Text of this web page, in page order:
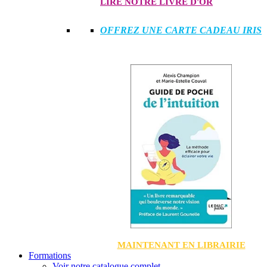
OFFREZ UNE CARTE CADEAU IRIS
MAINTENANT EN LIBRAIRIE
Formations